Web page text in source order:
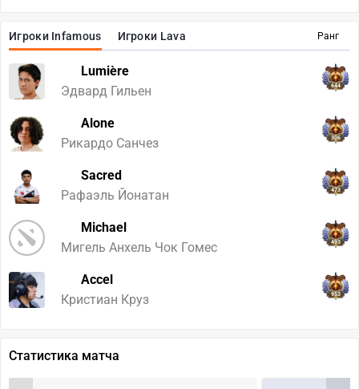
Ранг
Игроки Infamous Игроки Lava
Lumière
Эдвард Гильен
644
Alone
Рикардо Санчез
306
Sacred
Рафаэль Йонатан
473
Michael
Мигель Анхель Чок Гомес
493
Accel
Кристиан Круз
953
Статистика матча